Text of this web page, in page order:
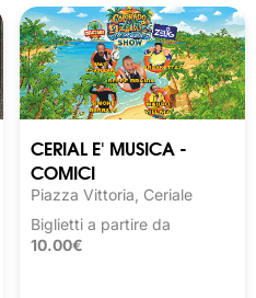
CERIAL E' MUSICA -
COMICI
Piazza Vittoria, Ceriale
Biglietti a partire da
10.00€